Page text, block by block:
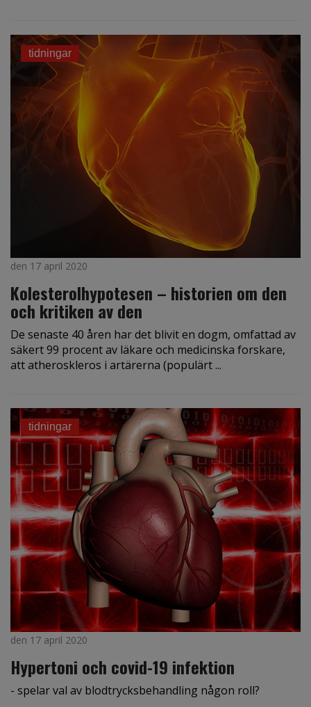
tidningar
den 17 april 2020
Kolesterolhypotesen – historien om den
och kritiken av den
De senaste 40 åren har det blivit en dogm, omfattad av
säkert 99 procent av läkare och medicinska forskare,
att atheroskleros i artärerna (populärt ...
tidningar
den 17 april 2020
Hypertoni och covid-19 infektion
- spelar val av blodtrycksbehandling någon roll?